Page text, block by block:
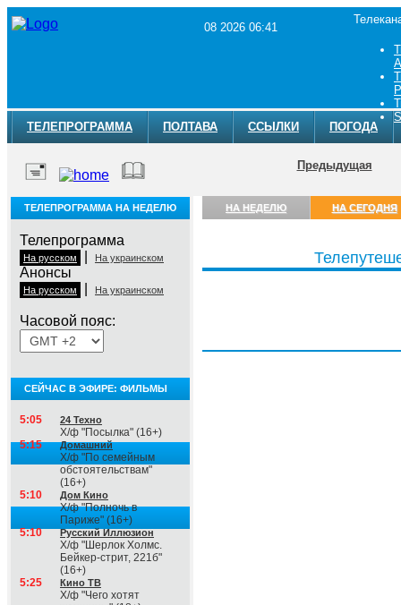
08 2026 06:41
ТЕЛЕПРОГРАММА ПОЛТАВА ССЫЛКИ ПОГОДА
Предыдущая
ТЕЛЕПРОГРАММА НА НЕДЕЛЮ
Телепрограмма
На русском На украинском
Анонсы
На русском На украинском
Часовой пояс:
СЕЙЧАС В ЭФИРЕ: ФИЛЬМЫ
5:05 24 Техно
Х/ф "Посылка" (16+)
5:15
Домашний
Х/ф "По семейным
обстоятельствам"
(16+)
5:10
Дом Кино
Х/ф "Полночь в
Париже" (16+)
5:10
Русский Иллюзион
Х/ф "Шерлок Холмс.
Бейкер-cтрит, 221б"
(16+)
5:25
Кино ТВ
Х/ф "Чего хотят
НА НЕДЕЛЮ НА СЕГОДНЯ